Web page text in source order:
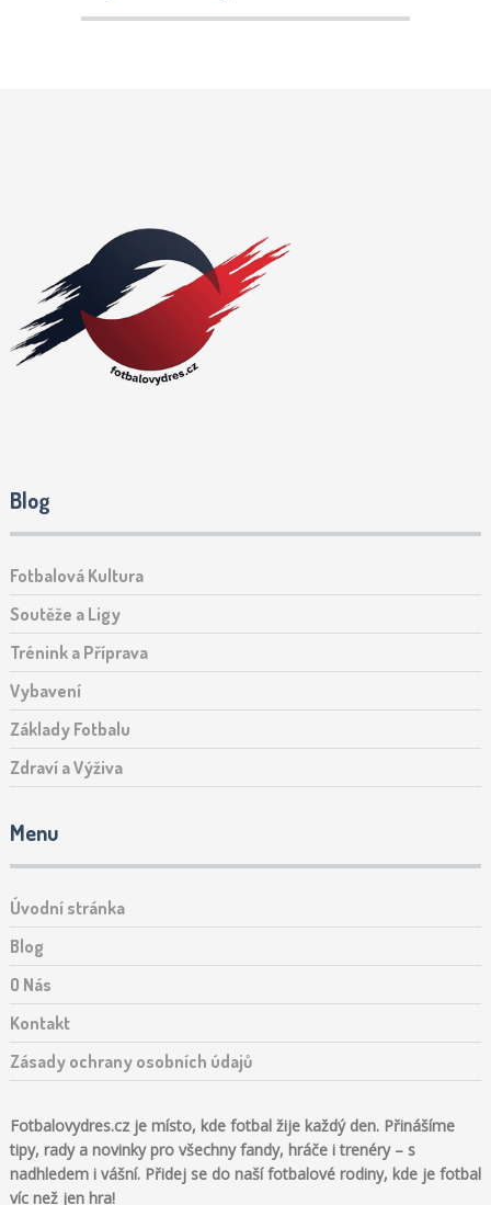
Blog
Fotbalová Kultura
Soutěže a Ligy
Trénink a Příprava
Vybavení
Základy Fotbalu
Zdraví a Výživa
Menu
Úvodní stránka
Blog
O Nás
Kontakt
Zásady ochrany osobních údajů
Fotbalovydres.cz je místo, kde fotbal žije každý den. Přinášíme
tipy, rady a novinky pro všechny fandy, hráče i trenéry – s
nadhledem i vášní. Přidej se do naší fotbalové rodiny, kde je fotbal
víc než jen hra!